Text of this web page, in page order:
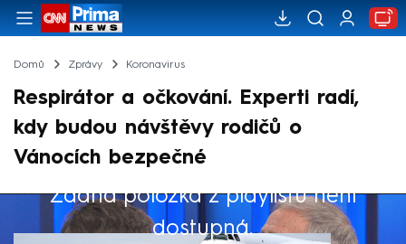
Domů Zprávy Koronavirus
Respirátor a očkování. Experti radí,
kdy budou návštěvy rodičů o
Vánocích bezpečné
Žádná položka z playlistu není
dostupná.
Výběr redakce